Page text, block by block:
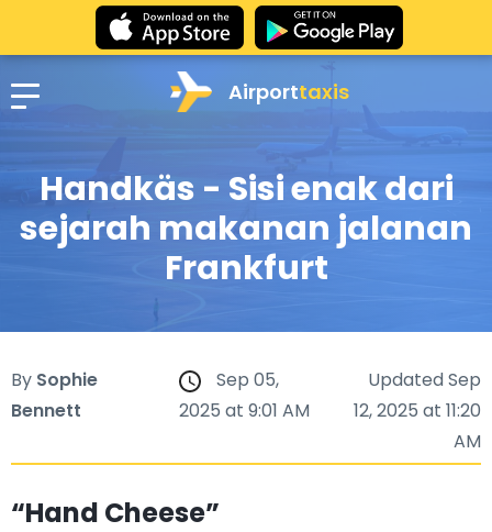
Airporttaxis
Handkäs - Sisi enak dari
sejarah makanan jalanan
Frankfurt
By Sophie
Bennett
Sep 05,
2025 at 9:01 AM
Updated Sep
12, 2025 at 11:20
AM
“Hand Cheese”